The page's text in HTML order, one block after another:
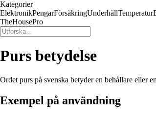
Kategorier
ElektronikPengarFörsäkringUnderhållTemperatur
TheHousePro
Purs betydelse
Ordet purs på svenska betyder en behållare eller
Exempel på användning